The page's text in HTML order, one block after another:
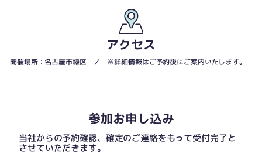
アクセス
開催場所：名古屋市緑区 ／ ※詳細情報はご予約後にご案内いたします。
参加お申し込み
当社からの予約確認、確定のご連絡をもって受付完了と
させていただきます。